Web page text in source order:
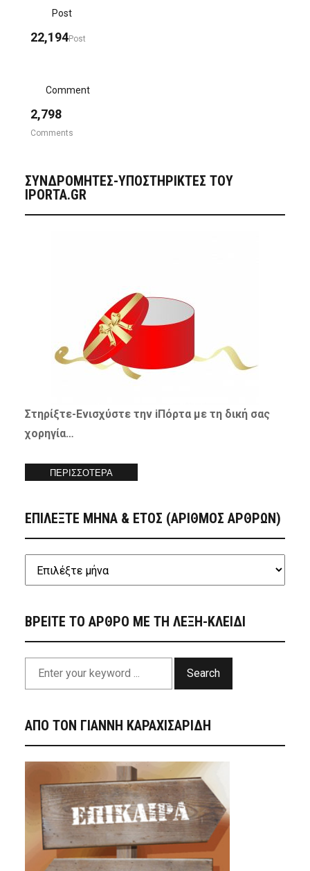
Post
22,194Post
Comment
2,798
Comments
ΣΥΝΔΡΟΜΗΤΈΣ-ΥΠΟΣΤΗΡΙΚΤΈΣ ΤΟΥ
IPORTA.GR
Στηρίξτε-Ενισχύστετην iΠόρτα με τη δική σας
χορηγία…
ΠΕΡΙΣΣΟΤΕΡΑ
ΕΠΙΛΕΞΤΕ ΜΗΝΑ & ΕΤΟΣ (ΑΡΙΘΜΟΣ ΑΡΘΡΩΝ)
ΒΡΕΙΤΕ ΤΟ ΑΡΘΡΟ ΜΕ ΤΗ ΛΕΞΗ-ΚΛΕΙΔΙ
Search
ΑΠΟ ΤΟΝ ΓΙΑΝΝΗ ΚΑΡΑΧΙΣΑΡΙΔΗ